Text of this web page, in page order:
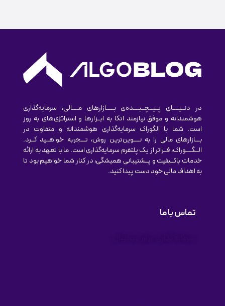
در دنــیــــای پــیــچــیــــده‌ی بـــــازارهای مــــالی، سرمایه‌گذاری
هوشمندانه و موفق نیازمند اتکا به ابــزارها و استراتژی‌های به روز
است. شما با الگوراک سرمایه‌گذاری هوشمندانه و متفاوت در
بـــازارهای مالی را به نــــوین‌ترین روش‌، تـــجربه خواهــید کــرد.
الــگــــوراک، فــراتر از یک پلتفرم سرمایه‌گذاری است. ما با تعهد به ارائه
خدمات باکــیفیت و پــشتیبانی همیشگی، در کنار شما خواهیم بود تا
به اهداف مالی خود دست پیدا کنید.
تماس با ما